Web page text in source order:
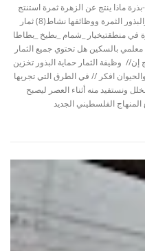
ماذا ينتج عن الزهرة ثمرة استنتج
وأفراد مجموعتي وظيفة الزهرة تكوين الثمار والبذور الثمرة ووظائفها نشاط(8) ثمار
في منطقتيخيار _شمام _بطيخ _بطاطا
معلمي بالسكين هل تحتوي جميع الثمار
إن// وظيفة الثمار حماية البذور تخزين
افكر // في الطرق التي تجريها
ونستفيد منه أثناء العصر ليصبح
الفلسطيني الجديد